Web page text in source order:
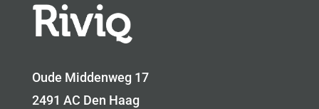
Oude Middenweg 17
2491 AC Den Haag